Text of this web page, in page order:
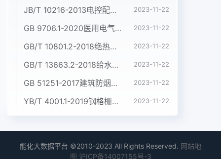
．.........................................................4 6基 本 框 架
要 设 备 技 术 要 求
．....................................................................6 7.1 HA
．....................................................................6 7.2 MN
设 备 技 术 要 求
．...................................................................6 7.2.1基 本
功 能 技 术 要 求
功 能 技 术 要 求
？...............................................................6 7.3 CN 设
JB/T 10216-2013电控配电用电缆桥架 2023-11-22
GB 9706.1-2020医用电气设备 第1部分:基本安全和基本性能的通用要求 2023-11-22
GB/T 10801.2-2018绝热用挤塑聚苯乙烯泡沫塑料(XPS) 2023-11-22
GB/T 13663.2-2018给水用聚乙烯(PE)管道系统 第2部分:管材 2023-11-22
GB 51251-2017建筑防烟排烟系统技术标准 2023-11-22
YB/T 4001.1-2019钢格栅板及配套件 第1部分:钢格栅板 2023-11-22
能化大数据平台 ©2010-2023 All Rights Reserved. 网站地
图 沪ICP备14007155号-3